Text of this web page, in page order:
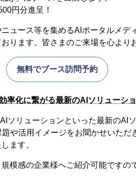
円分進呈！
ュース等を集めるAIポータルメデ
ります。皆さまのご来場を心より
無料でブース訪問予約
率化に繋がる最新のAIソリューシ
ソリューションといった最新のAI
や活用イメージをお聞かせいただ
ます。
模感の企業様へご紹介可能ですの